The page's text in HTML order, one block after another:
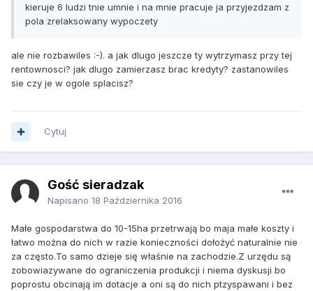
kieruje 6 ludzi tnie umnie i na mnie pracuje ja przyjezdzam z
pola zrelaksowany wypoczety
ale nie rozbawiles :-). a jak dlugo jeszcze ty wytrzymasz przy tej
rentownosci? jak dlugo zamierzasz brac kredyty? zastanowiles
sie czy je w ogole splacisz?
Cytuj
Gość sieradzak
Napisano 18 Października 2016
Małe gospodarstwa do 10-15ha przetrwają bo maja małe koszty i
łatwo można do nich w razie konieczności dołożyć naturalnie nie
za często.To samo dzieje się właśnie na zachodzie.Z urzędu są
zobowiazywane do ograniczenia produkcji i niema dyskusji bo
poprostu obcinają im dotacje a oni są do nich ptzyspawani i bez